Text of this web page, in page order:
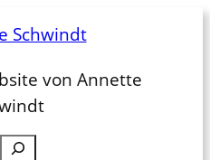
von Annette
Suchen